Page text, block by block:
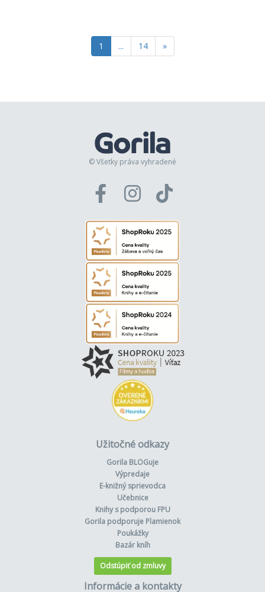
1 ... 14 »
© Všetky práva vyhradené
Užitočné odkazy
Gorila BLOGuje
Výpredaje
E-knižný sprievodca
Učebnice
Knihy s podporou FPU
Gorila podporuje Plamienok
Poukážky
Bazár kníh
Odstúpiť od zmluvy
Informácie a kontakty